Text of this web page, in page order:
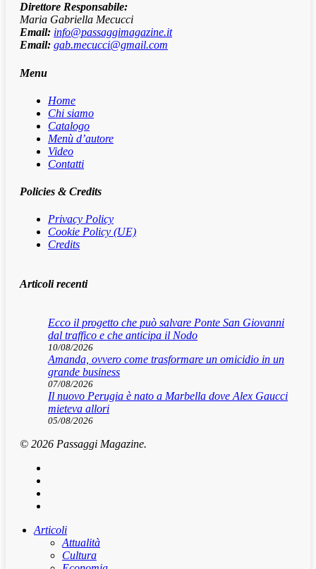
Direttore Responsabile:
Maria Gabriella Mecucci
Email: info@passaggimagazine.it
Email: gab.mecucci@gmail.com
Menu
Home
Chi siamo
Catalogo
Menù d’autore
Video
Contatti
Policies & Credits
Privacy Policy
Cookie Policy (UE)
Credits
Articoli recenti
Ecco il progetto che può salvare Ponte San Giovanni
dal traffico e che anticipa il Nodo
10/08/2026
Amanda, ovvero come trasformare un omicidio in un
grande business
07/08/2026
Il nuovo Perugia è nato a Marbella dove Alex Gaucci
mieteva allori
05/08/2026
© 2026 Passaggi Magazine.
Articoli
Attualità
Cultura